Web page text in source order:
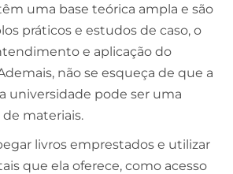
uma base teórica ampla e são
práticos e estudos de caso, o
e aplicação do
não se esqueça de que a
universidade pode ser uma
materiais.
livros emprestados e utilizar
que ela oferece, como acesso